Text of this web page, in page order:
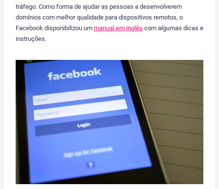
tráfego. Como forma de ajudar as pessoas a desenvolverem
domínios com melhor qualidade para dispositivos remotos, o
Facebook disponibilizou um manual em inglês com algumas dicas e
instruções.